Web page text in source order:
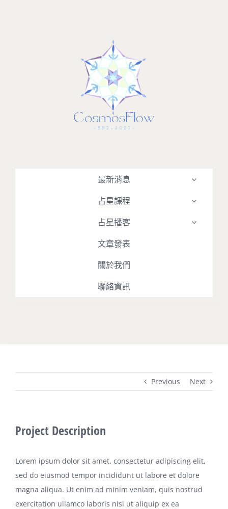
最新消息
占星課程
占星播客
文章發表
關於我們
聯絡資訊
占星課程
Previous Next
Project Description
Lorem ipsum dolor sit amet, consectetur adipiscing elit,
sed do eiusmod tempor incididunt ut labore et dolore
magna aliqua. Ut enim ad minim veniam, quis nostrud
exercitation ullamco laboris nisi ut aliquip ex ea